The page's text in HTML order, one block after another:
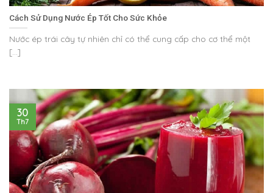
Cách Sử Dụng Nước Ép Tốt Cho Sức Khỏe
Nước ép trái cây tự nhiên chỉ có thể cung cấp cho cơ thể một
[...]
30
Th7